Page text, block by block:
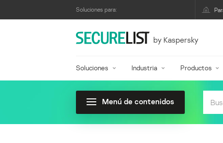
Soluciones para:
by Kaspersky
Soluciones Industria Productos
Menú de contenidos